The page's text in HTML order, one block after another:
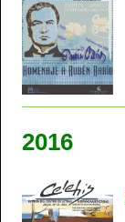
2016